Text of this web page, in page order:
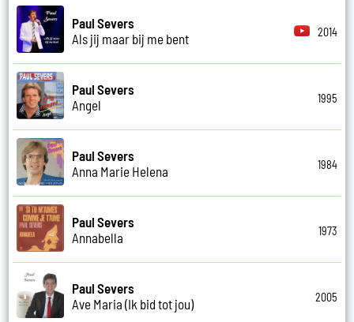
Paul Severs
Als jij maar bij me bent
2014
Paul Severs
Angel
1995
Paul Severs
Anna Marie Helena
1984
Paul Severs
Annabella
1973
Paul Severs
Ave Maria (Ik bid tot jou)
2005